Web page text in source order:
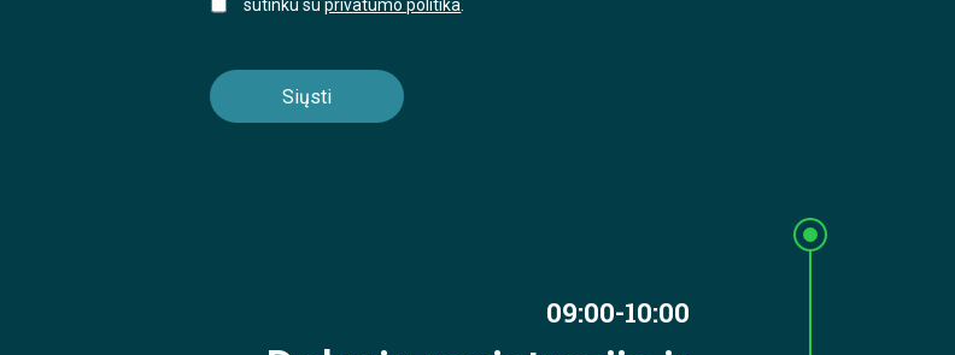
sutinku suprivatumo politika
09:00-10:00